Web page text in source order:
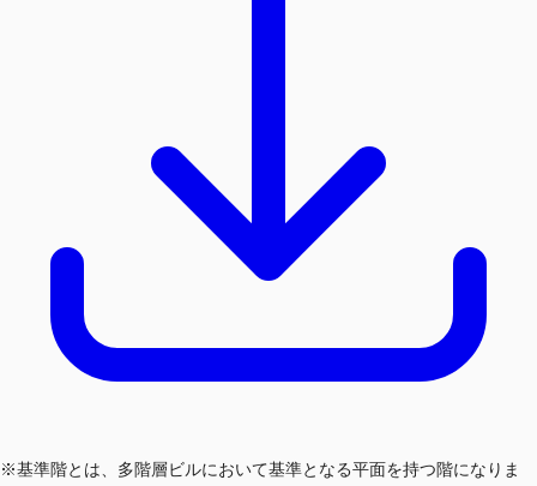
※基準階とは、多階層ビルにおいて基準となる平面を持つ階になりま